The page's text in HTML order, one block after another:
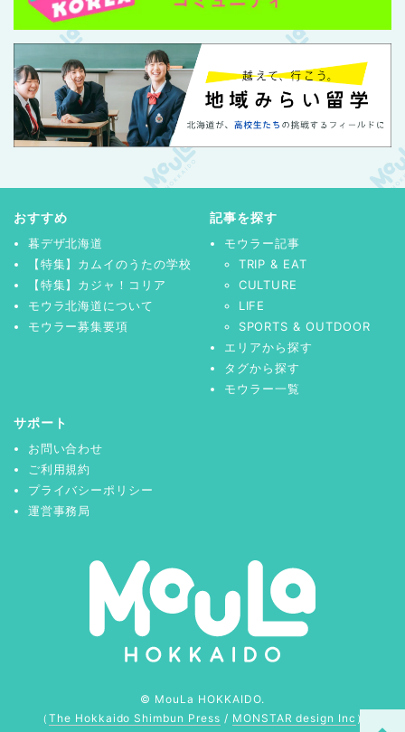
おすすめ
暮デザ北海道
【特集】カムイのうたの学校
【特集】カジャ！コリア
モウラ北海道について
モウラー募集要項
記事を探す
モウラー記事
TRIP & EAT
CULTURE
LIFE
SPORTS & OUTDOOR
エリアから探す
タグから探す
モウラー一覧
サポート
お問い合わせ
ご利用規約
プライバシーポリシー
運営事務局
© MouLa HOKKAIDO.
（ The Hokkaido Shimbun Press / MONSTAR design Inc ）